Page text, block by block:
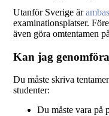
Utanför Sverige är
examinationsplatser.
även göra omtentamen
Kan jag
Du måste skriva
studenter:
Du måste vara på